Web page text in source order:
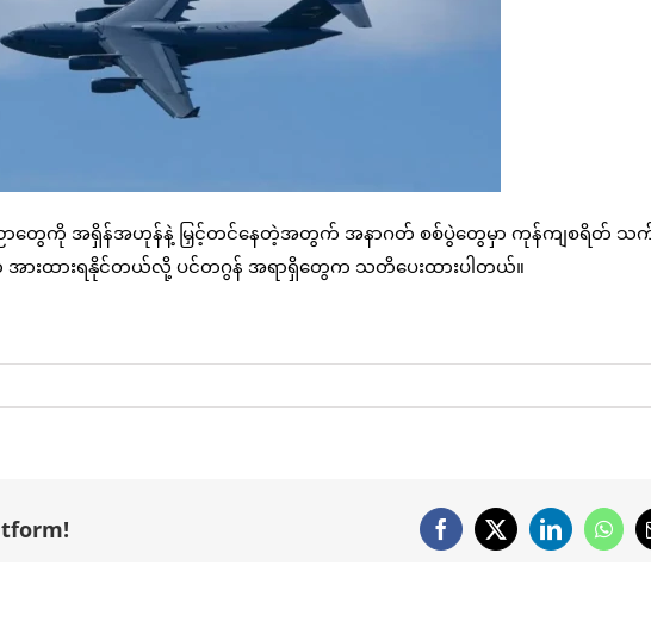
ာတွေကို အရှိန်အဟုန်နဲ့ မြှင့်တင်နေတဲ့အတွက် အနာဂတ် စစ်ပွဲတွေမှာ ကုန်ကျစရိတ် သ
းထားရနိုင်တယ်လို့ ပင်တဂွန် အရာရှိတွေက သတိပေးထားပါတယ်။
Facebook
X LinkedIn